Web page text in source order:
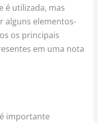
é utilizada, mas
alguns elementos-
os principais
em uma nota
importante